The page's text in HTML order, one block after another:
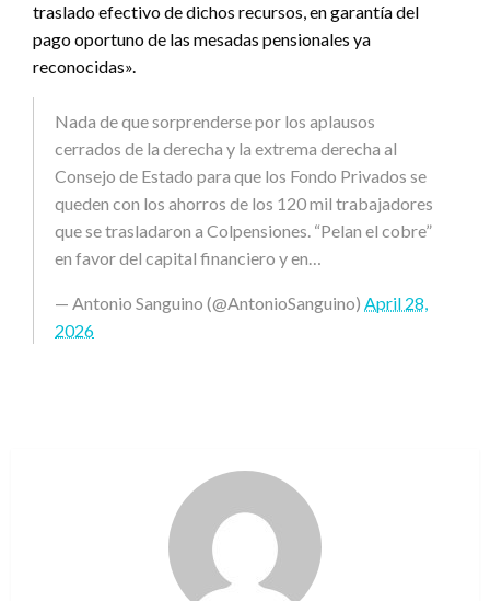
traslado efectivo de dichos recursos, en garantía del
pago oportuno de las mesadas pensionales ya
reconocidas».
Nada de que sorprenderse por los aplausos
cerrados de la derecha y la extrema derecha al
Consejo de Estado para que los Fondo Privados se
queden con los ahorros de los 120 mil trabajadores
que se trasladaron a Colpensiones. “Pelan el cobre”
en favor del capital financiero y en…
— Antonio Sanguino (@AntonioSanguino) April 28,
2026